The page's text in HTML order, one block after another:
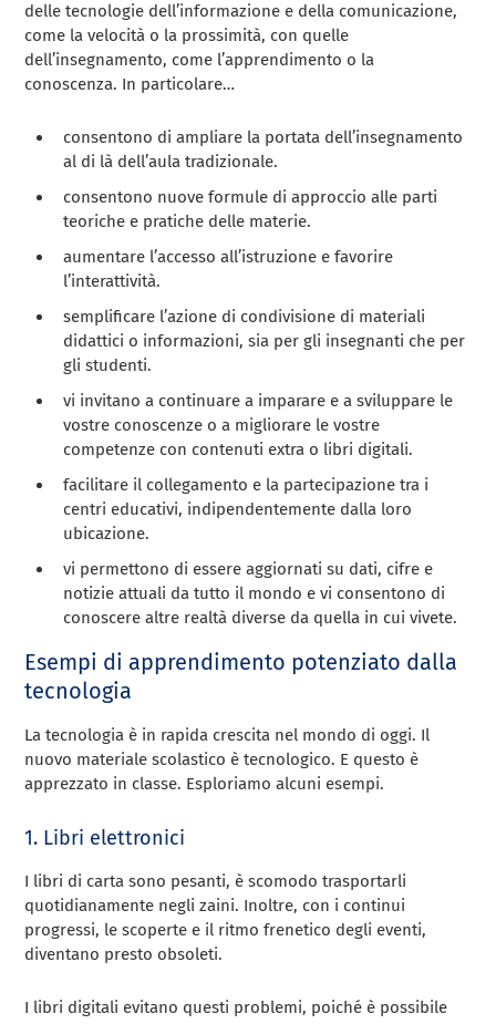
delle tecnologie dell’informazione e della comunicazione,
come la velocità o la prossimità, con quelle
dell’insegnamento, come l’apprendimento o la
conoscenza. In particolare…
consentono di ampliare la portata dell’insegnamento
al di là dell’aula tradizionale.
consentono nuove formule di approccio alle parti
teoriche e pratiche delle materie.
aumentare l’accesso all’istruzione e favorire
l’interattività.
semplificare l’azione di condivisione di materiali
didattici o informazioni, sia per gli insegnanti che per
gli studenti.
vi invitano a continuare a imparare e a sviluppare le
vostre conoscenze o a migliorare le vostre
competenze con contenuti extra o libri digitali.
facilitare il collegamento e la partecipazione tra i
centri educativi, indipendentemente dalla loro
ubicazione.
vi permettono di essere aggiornati su dati, cifre e
notizie attuali da tutto il mondo e vi consentono di
conoscere altre realtà diverse da quella in cui vivete.
Esempi di apprendimento potenziato dalla
tecnologia
La tecnologia è in rapida crescita nel mondo di oggi. Il
nuovo materiale scolastico è tecnologico. E questo è
apprezzato in classe. Esploriamo alcuni esempi.
1. Libri elettronici
I libri di carta sono pesanti, è scomodo trasportarli
quotidianamente negli zaini. Inoltre, con i continui
progressi, le scoperte e il ritmo frenetico degli eventi,
diventano presto obsoleti.
I libri digitali evitano questi problemi, poiché è possibile